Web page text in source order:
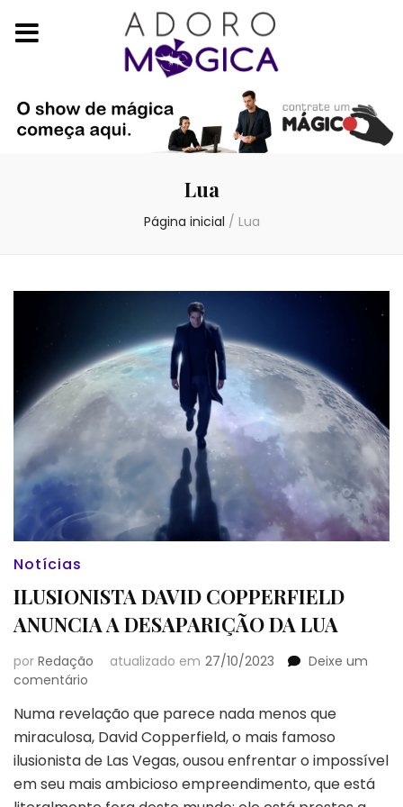
Lua
Página inicial / Lua
Notícias
ILUSIONISTA DAVID COPPERFIELD
ANUNCIA A DESAPARIÇÃO DA LUA
por Redação atualizado em 27/10/2023
Deixe um
comentário
DAVID
COPPERFIELD
ANUNCIA
A
DESAPARIÇÃO
Numa revelação que parece nada menos que
miraculosa, David Copperfield, o mais famoso
ilusionista de Las Vegas, ousou enfrentar o impossível
em seu mais ambicioso empreendimento, que está